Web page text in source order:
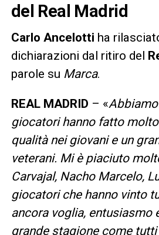
del Real Madrid
Carlo Ancelotti ha
dichiarazioni dal ritiro del
parole su Marca.
REAL MADRID – «
giocatori hanno fatto molto
qualità nei giovani e un
veterani. Mi è piaciuto
Carvajal, Nacho Marcelo,
giocatori che hanno vinto
ancora voglia, entusiasmo
grande stagione come